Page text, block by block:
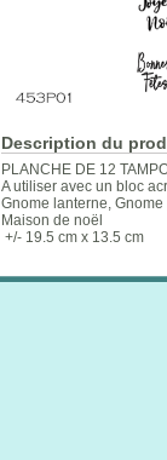
Description du
PLANCHE DE 12
A utiliser avec un bloc
Gnome lanterne,
Maison de noël
+/- 19.5 cm x 13.5 cm